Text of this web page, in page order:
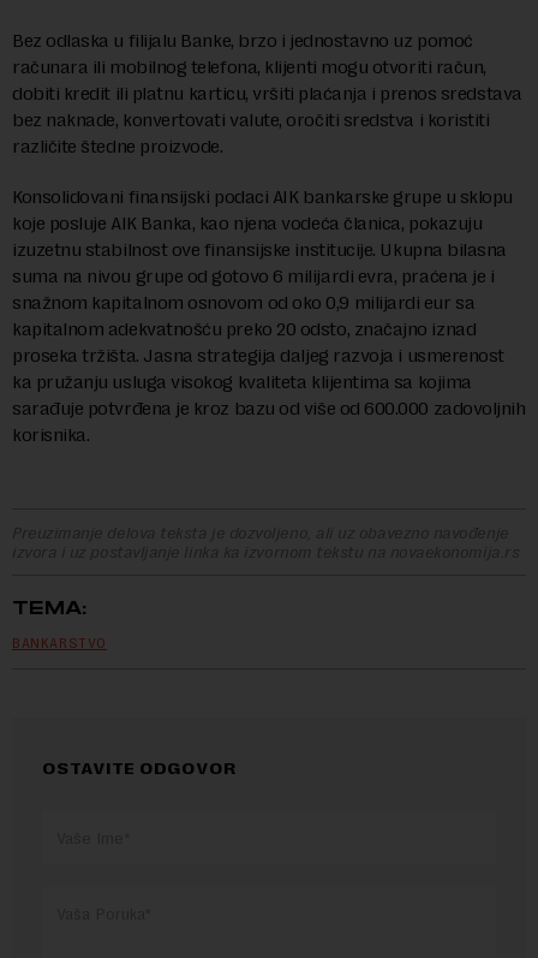
Bez odlaska u filijalu Banke, brzo i jednostavno uz pomoć
računara ili mobilnog telefona, klijenti mogu otvoriti račun,
dobiti kredit ili platnu karticu, vršiti plaćanja i prenos sredstava
bez naknade, konvertovati valute, oročiti sredstva i koristiti
različite štedne proizvode.
Konsolidovani finansijski podaci AIK bankarske grupe u sklopu
koje posluje AIK Banka, kao njena vodeća članica, pokazuju
izuzetnu stabilnost ove finansijske institucije. Ukupna bilasna
suma na nivou grupe od gotovo 6 milijardi evra, praćena je i
snažnom kapitalnom osnovom od oko 0,9 milijardi eur sa
kapitalnom adekvatnošću preko 20 odsto, značajno iznad
proseka tržišta. Jasna strategija daljeg razvoja i usmerenost
ka pružanju usluga visokog kvaliteta klijentima sa kojima
sarađuje potvrđena je kroz bazu od više od 600.000 zadovoljnih
korisnika.
Preuzimanje delova teksta je dozvoljeno, ali uz obavezno navođenje
izvora i uz postavljanje linka ka izvornom tekstu na novaekonomija.rs
TEMA:
BANKARSTVO
OSTAVITE ODGOVOR